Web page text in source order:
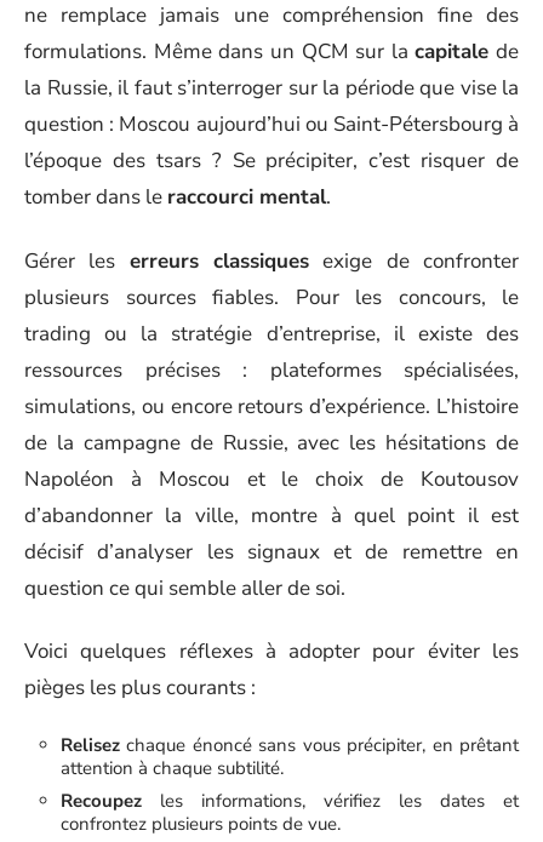
ne remplace jamais une compréhension fine des
formulations. Même dans un QCM sur lacapitale de
la Russie, il faut s’interroger sur la période que vise la
question : Moscou aujourd’hui ou Saint-Pétersbourg à
l’époque des tsars ? Se précipiter, c’est risquer de
tomber dans le raccourci mental.
Gérer les erreurs classiques exige de confronter
plusieurs sources fiables. Pour les concours, le
trading ou la stratégie d’entreprise, il existe des
ressources précises : plateformes spécialisées,
simulations, ou encore retours d’expérience. L’histoire
de la campagne de Russie, avec les hésitations de
Napoléon à Moscou et le choix de Koutousov
d’abandonner la ville, montre à quel point il est
décisif d’analyser les signaux et de remettre en
question ce qui semble aller de soi.
Voici quelques réflexes à adopter pour éviter les
pièges les plus courants :
Relisez chaque énoncé sans vous précipiter, en prêtant
attention à chaque subtilité.
Recoupez les informations, vérifiez les dates et
confrontez plusieurs points de vue.